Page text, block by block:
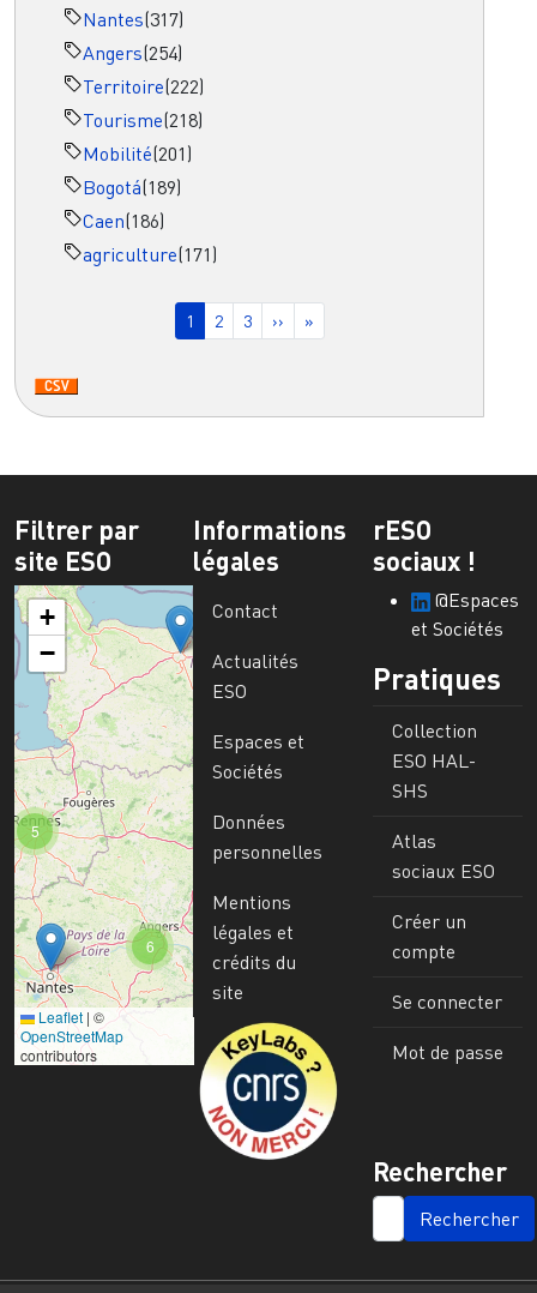
Nantes(317)
Angers(254)
Territoire(222)
Tourisme(218)
Mobilité(201)
Bogotá(189)
Caen(186)
agriculture(171)
Page courante
1 Page
2 Page
3 Page suivante
›› Dernière page
»
Filtrer par
site ESO
6
5
+
−
Leaflet | ©
OpenStreetMap
contributors
Informations
légales
Contact
Actualités
ESO
Espaces et
Sociétés
Données
personnelles
Mentions
légales et
crédits du
site
Image
rESO
sociaux !
@Espaces
et Sociétés
Pratiques
Collection
ESO HAL-
SHS
Atlas
sociaux ESO
Créer un
compte
Se connecter
Mot de passe
Rechercher
SEARCH